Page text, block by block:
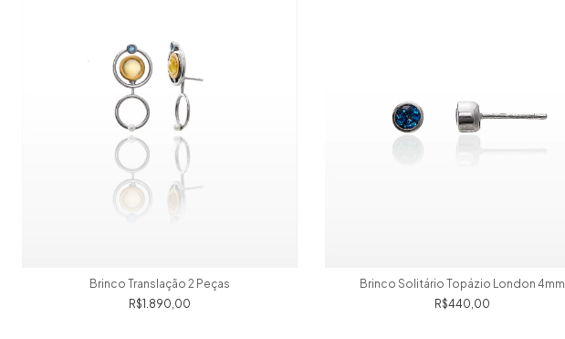
Brinco Translação 2 Peças
R$1.890,00
Brinco Solitário Topázio London 4mm
R$440,00